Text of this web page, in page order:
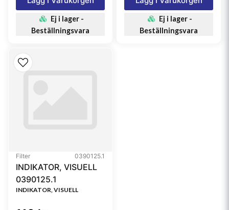
Ej i lager -
Beställningsvara
Ej i lager -
Beställningsvara
Filter 0390125.1
INDIKATOR, VISUELL
0390125.1
INDIKATOR, VISUELL